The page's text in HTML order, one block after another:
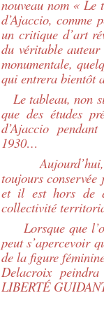
nouveau nom «
d’Ajaccio, comme
un critique d’art
du véritable
monumentale,
qui entrera bientôt
Le tableau, non
que des études
d’Ajaccio
1930…
Aujourd’hui,
toujours conservée
et il est hors de
collectivité
Lorsque que
peut s’apercevoir
de la figure
Delacroix
LIBERTÉ